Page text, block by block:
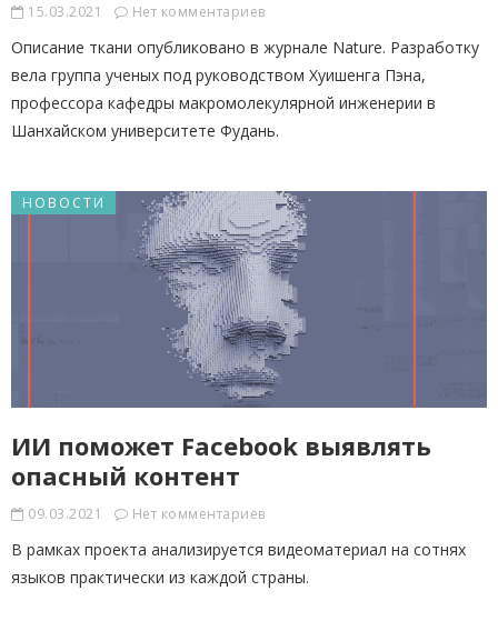
15.03.2021 Нет комментариев
Описание ткани опубликовано в журнале Nature. Разработку
вела группа ученых под руководством Хуишенга Пэна,
профессора кафедры макромолекулярной инженерии в
Шанхайском университете Фудань.
НОВОСТИ
ИИ поможет Facebook выявлять
опасный контент
09.03.2021 Нет комментариев
В рамках проекта анализируется видеоматериал на сотнях
языков практически из каждой страны.